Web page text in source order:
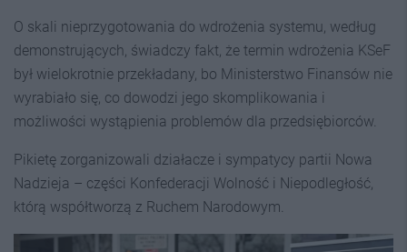
O skali nieprzygotowania do wdrożenia systemu, według
demonstrujących, świadczy fakt, że termin wdrożenia KSeF
był wielokrotnie przekładany, bo Ministerstwo Finansów nie
wyrabiało się, co dowodzi jego skomplikowania i
możliwości wystąpienia problemów dla przedsiębiorców.
Pikietę zorganizowali działacze i sympatycy partii Nowa
Nadzieja – części Konfederacji Wolność i Niepodległość,
którą współtworzą z Ruchem Narodowym.